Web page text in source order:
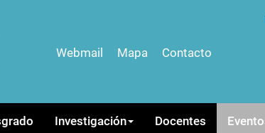
Webmail Mapa Contacto
Investigación Docentes